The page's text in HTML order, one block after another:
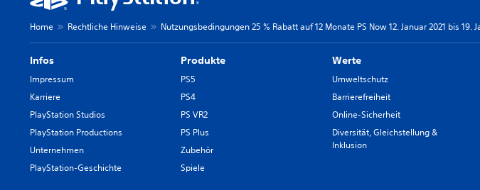
Home Rechtliche Hinweise Nutzungsbedingungen 25 % Rabatt auf 12 Monate PS Now 12. Januar 2021 bis 19.
Infos
Impressum
Karriere
PlayStation Studios
PlayStation Productions
Unternehmen
PlayStation-Geschichte
Produkte
PS5
PS4
PS VR2
PS Plus
Zubehör
Spiele
Werte
Umweltschutz
Barrierefreiheit
Online-Sicherheit
Diversität, Gleichstellung &
Inklusion